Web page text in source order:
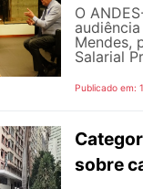
O
Mendes,
Salarial
Publicado em:
sobre